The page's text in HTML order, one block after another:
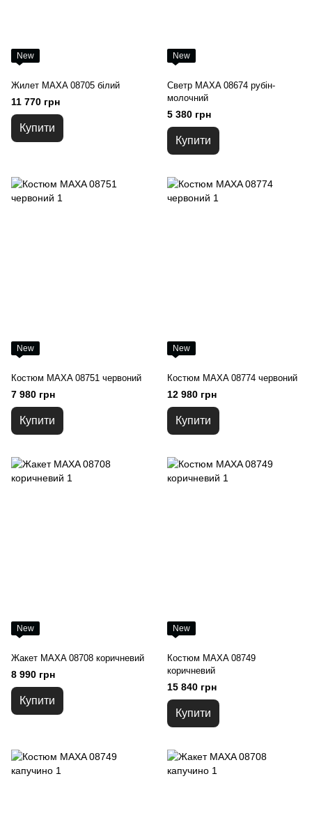
New
Жилет MAXA 08705 білий
11 770 грн
Купити
New
Светр MAXA 08674 рубін-
молочний
5 380 грн
Купити
New
Костюм MAXA 08751 червоний
7 980 грн
Купити
New
Костюм MAXA 08774 червоний
12 980 грн
Купити
New
Жакет MAXA 08708 коричневий
8 990 грн
Купити
New
Костюм MAXA 08749
коричневий
15 840 грн
Купити